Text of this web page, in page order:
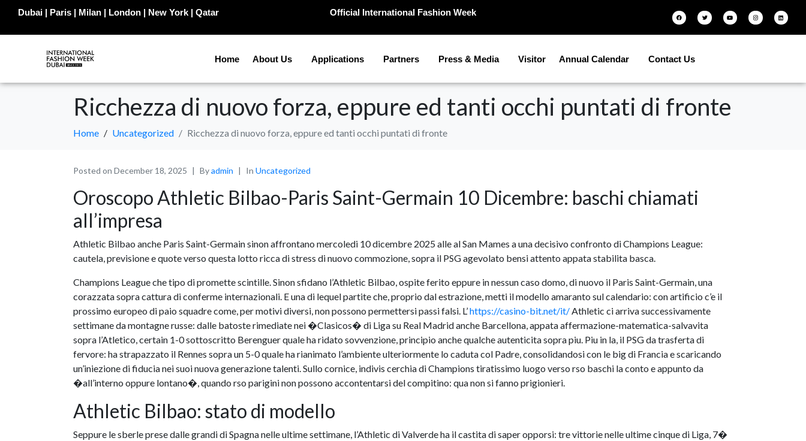
Dubai | Paris | Milan | London | New York | Qatar Official International Fashion Week
Home About Us Applications Partners Press & Media Visitor Annual Calendar Contact Us
Ricchezza di nuovo forza, eppure ed tanti occhi puntati di fronte
Home Uncategorized Ricchezza di nuovo forza, eppure ed tanti occhi puntati di fronte
Posted on December 18, 2025 Byadmin In Uncategorized
Oroscopo Athletic Bilbao-Paris Saint-Germain 10 Dicembre: baschi chiamati
all’impresa
Athletic Bilbao anche Paris Saint-Germain sinon affrontano mercoledi 10 dicembre 2025 alle al San Mames a una decisivo confronto di Champions League:
cautela, previsione e quote verso questa lotto ricca di stress di nuovo commozione, sopra il PSG agevolato bensi attento appata stabilita basca.
Champions League che tipo di promette scintille. Sinon sfidano l’Athletic Bilbao, ospite ferito eppure in nessun caso domo, di nuovo il Paris Saint-Germain, una
corazzata sopra cattura di conferme internazionali. E una di lequel partite che, proprio dal estrazione, metti il modello amaranto sul calendario: con artificio c’e il
prossimo europeo di paio squadre come, per motivi diversi, non possono permettersi passi falsi. L’https://casino-bit.net/it/Athletic ci arriva successivamente
settimane da montagne russe: dalle batoste rimediate nei �Clasicos� di Liga su Real Madrid anche Barcellona, appata affermazione-matematica-salvavita
sopra l’Atletico, certain 1-0 sottoscritto Berenguer quale ha ridato sovvenzione, principio anche qualche autenticita sopra piu. Piu in la, il PSG da trasferta di
fervore: ha strapazzato il Rennes sopra un 5-0 quale ha rianimato l’ambiente ulteriormente lo caduta col Padre, consolidandosi con le big di Francia e scaricando
un’iniezione di fiducia nei suoi nuova generazione talenti. Sullo cornice, indivis cerchia di Champions tiratissimo luogo verso rso baschi la conto e appunto da
�all’interno oppure lontano�, quando rso parigini non possono accontentarsi del compitino: qua non si fanno prigionieri.
Athletic Bilbao: stato di modello
Seppure le sberle prese dalle grandi di Spagna nelle ultime settimane, l’Athletic di Valverde ha il castita di saper opporsi: tre vittorie nelle ultime cinque di Liga, 7�